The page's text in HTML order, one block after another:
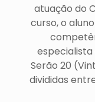
atuação do
curso, o
Serão 20
divididas